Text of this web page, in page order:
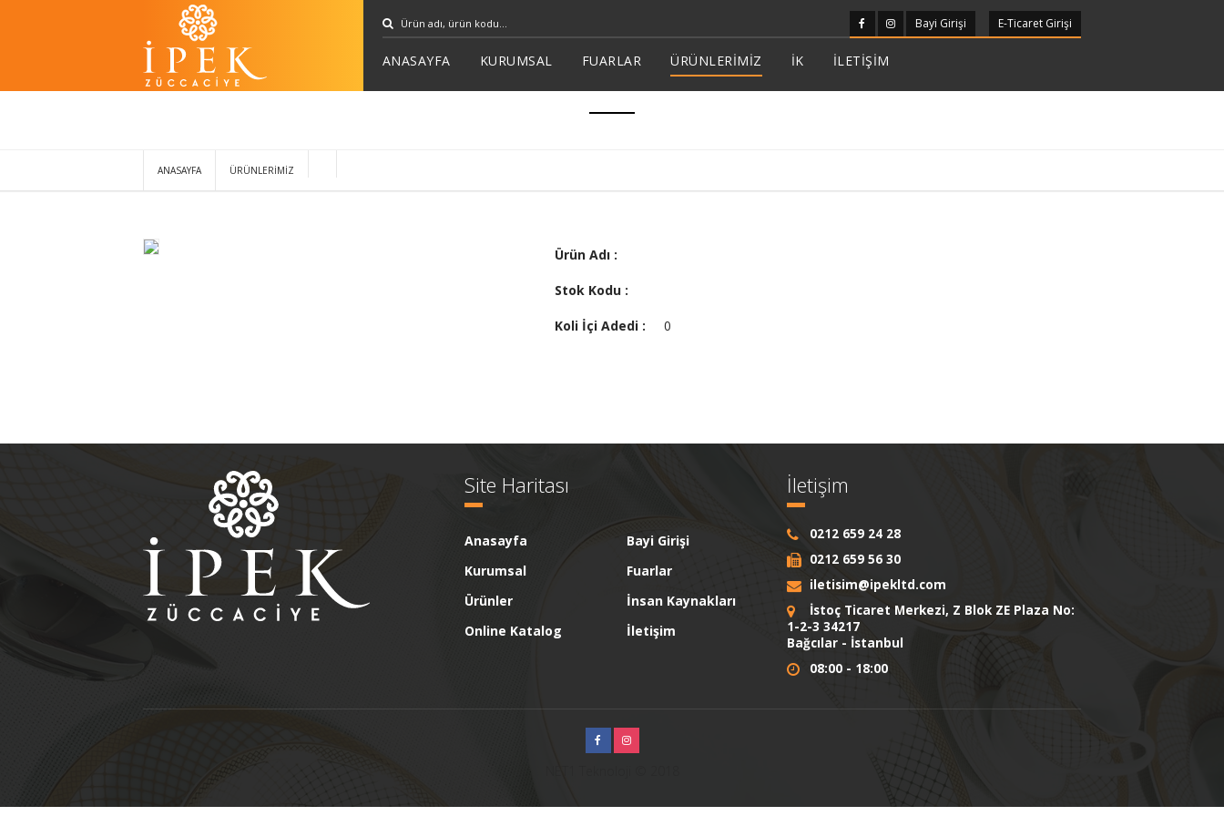
Bayi Girişi E-Ticaret Girişi
ANASAYFA KURUMSAL FUARLAR ÜRÜNLERİMİZ İK İLETİŞİM
ANASAYFA ÜRÜNLERİMİZ
Ürün Adı :
Stok Kodu :
Koli İçi Adedi : 0
Site Haritası
Anasayfa
Bayi Girişi
Kurumsal
Fuarlar
Ürünler
İnsan Kaynakları
Online Katalog
İletişim
İletişim
0212 659 24 28
0212 659 56 30
iletisim@ipekltd.com
İstoç Ticaret Merkezi, Z Blok ZE Plaza No:
1-2-3 34217
Bağcılar - İstanbul
08:00 - 18:00